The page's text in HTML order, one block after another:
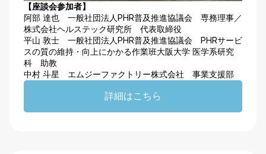
【座談会参加者】
阿部 達也 一般社団法人PHR普及推進協議会 専務理事／
株式会社ヘルステック研究所 代表取締役
平山 敦士 一般社団法人PHR普及推進協議会 PHRサービ
スの質の維持・向上にかかる作業班大阪大学 医学系研究
科 助教
中村 斗星 エムジーファクトリー株式会社 事業支援部
詳細はこちら